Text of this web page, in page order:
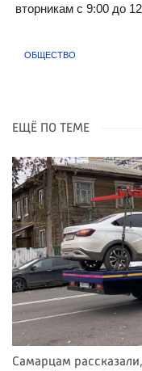
вторникам с 9:00 до
ОБЩЕСТВО
ЕЩЁ ПО ТЕМЕ
Самарцам